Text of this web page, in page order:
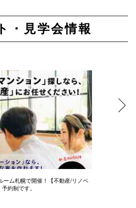
・見学会情報
ーム札幌で開催！【不動産/リノベ
約制です。